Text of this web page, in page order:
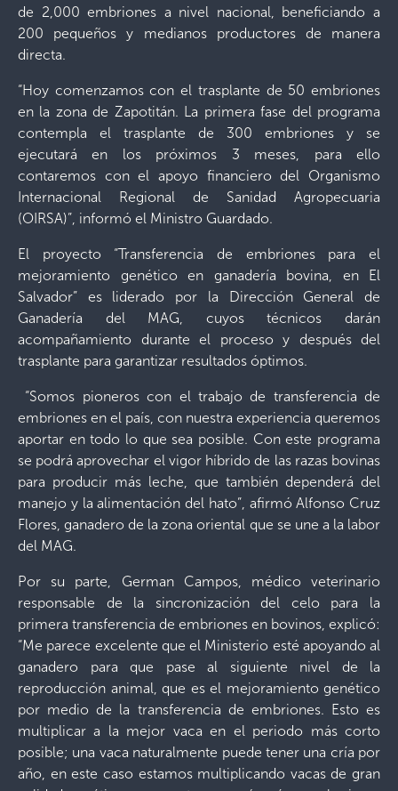
de 2,000 embriones a nivel nacional, beneficiando a
200 pequeños y medianos productores de manera
directa.
“Hoy comenzamos con el trasplante de 50 embriones
en la zona de Zapotitán. La primera fase del programa
contempla el trasplante de 300 embriones y se
ejecutará en los próximos 3 meses, para ello
contaremos con el apoyo financiero del Organismo
Internacional Regional de Sanidad Agropecuaria
(OIRSA)”, informó el Ministro Guardado.
El proyecto “Transferencia de embriones para el
mejoramiento genético en ganadería bovina, en El
Salvador” es liderado por la Dirección General de
Ganadería del MAG, cuyos técnicos darán
acompañamiento durante el proceso y después del
trasplante para garantizar resultados óptimos.
“Somos pioneros con el trabajo de transferencia de
embriones en el país, con nuestra experiencia queremos
aportar en todo lo que sea posible. Con este programa
se podrá aprovechar el vigor híbrido de las razas bovinas
para producir más leche, que también dependerá del
manejo y la alimentación del hato”, afirmó Alfonso Cruz
Flores, ganadero de la zona oriental que se une a la labor
del MAG.
Por su parte, German Campos, médico veterinario
responsable de la sincronización del celo para la
primera transferencia de embriones en bovinos, explicó:
“Me parece excelente que el Ministerio esté apoyando al
ganadero para que pase al siguiente nivel de la
reproducción animal, que es el mejoramiento genético
por medio de la transferencia de embriones. Esto es
multiplicar a la mejor vaca en el periodo más corto
posible; una vaca naturalmente puede tener una cría por
año, en este caso estamos multiplicando vacas de gran